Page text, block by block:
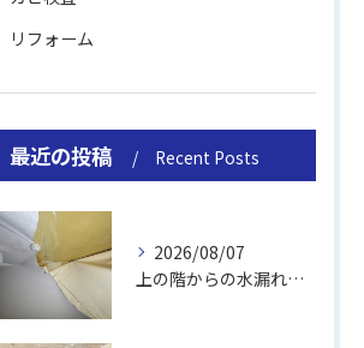
リフォーム
最近の投稿 Recent Posts
2026/08/07
上の階からの水漏れでカビ｜対処法と業者